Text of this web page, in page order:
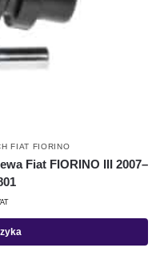
FIAT FIORINO
Fiat FIORINO III 2007–